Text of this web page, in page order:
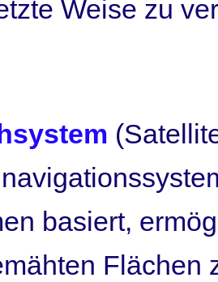
Weise zu
basiert,
Flächen